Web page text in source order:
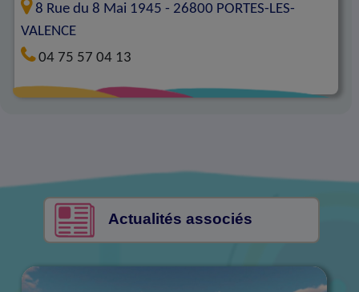
8 Rue du 8 Mai 1945 - 26800 PORTES-LES-
VALENCE
04 75 57 04 13
Actualités associés